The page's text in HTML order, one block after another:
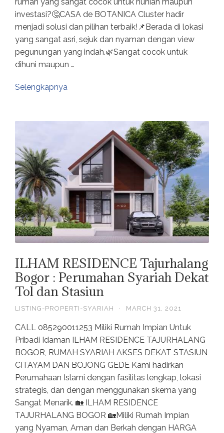
rumah yang sangat cocok untuk hunian maupun
investasi?🤔CASA de BOTANICA Cluster hadir
menjadi solusi dan pilihan terbaik!📌Berada di lokasi
yang sangat asri, sejuk dan nyaman dengan view
pegunungan yang indah.🌿Sangat cocok untuk
dihuni maupun …
Selengkapnya
ILHAM RESIDENCE Tajurhalang
Bogor : Perumahan Syariah Dekat
Tol dan Stasiun
LISTING-PROPERTI-SYARIAH · MARCH 31, 2021
CALL 085290011253 Miliki Rumah Impian Untuk
Pribadi Idaman ILHAM RESIDENCE TAJURHALANG
BOGOR, RUMAH SYARIAH AKSES DEKAT STASIUN
CITAYAM DAN BOJONG GEDE Kami hadirkan
Perumahaan Islami dengan fasilitas lengkap, lokasi
strategis, dan dengan menggunakan skema yang
Sangat Menarik. 🏡 ILHAM RESIDENCE
TAJURHALANG BOGOR 🏡Miliki Rumah Impian
yang Nyaman, Aman dan Berkah dengan HARGA